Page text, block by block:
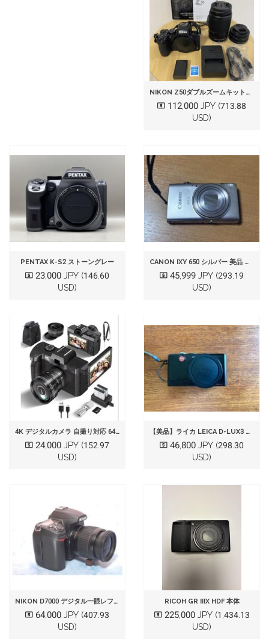
NIKON Z50ダブルズームキット新品純正バッテリー付美品シャッター885枚
112,000 JPY (713.88
USD)
PENTAX K-S2 ストーングレー
23,000 JPY (146.60
USD)
CANON IXY 650 シルバー 美品 動作確認済み 箱・付属品あり
45,999 JPY (293.19
USD)
4K デジタルカメラ 自撮り対応 64GB SDカード付き 予備バッテリー2個
24,000 JPY (152.97
USD)
【美品】ライカ LEICA D-LUX3 専用レザーケース付き 元箱付属
46,800 JPY (298.30
USD)
NIKON D7000 デジタル一眼レフカメラ
64,000 JPY (407.93
USD)
RICOH GR IIIX HDF 本体
225,000 JPY (1,434.13
USD)